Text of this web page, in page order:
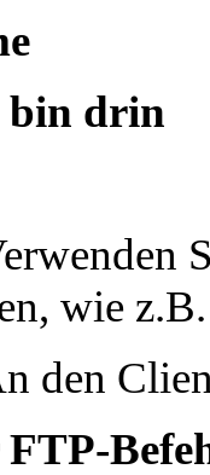
bin drin
wie
den
FTP-